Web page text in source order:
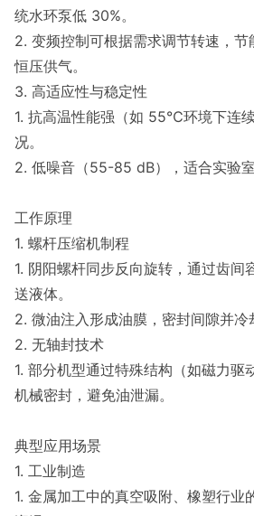
统水环泵低 30%。
2. 变频控制可根据需求调节转速，
恒压供气。
3. 高适应性与稳定性
1. 抗高温性能强（如 55℃环境下连
况。
2. 低噪音（55-85 dB），适合实验室
工作原理
1. 螺杆压缩机制程
1. 阴阳螺杆同步反向旋转，通过齿间
送液体。
2. 微油注入形成油膜，密封间隙并冷
2. 无轴封技术
1. 部分机型通过特殊结构（如磁力驱
机械密封，避免油泄漏。
典型应用场景
1. 工业制造
1. 金属加工中的真空吸附、橡塑行业